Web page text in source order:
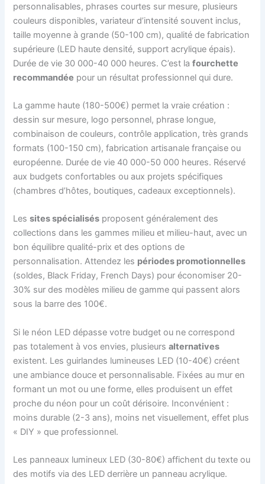
personnalisables, phrases courtes sur mesure, plusieurs
couleurs disponibles, variateur d’intensité souvent inclus,
taille moyenne à grande (50-100 cm), qualité de fabrication
supérieure (LED haute densité, support acrylique épais).
Durée de vie 30 000-40 000 heures. C’est lafourchette
recommandée pour un résultat professionnel qui dure.
La gamme haute (180-500€) permet la vraie création :
dessin sur mesure, logo personnel, phrase longue,
combinaison de couleurs, contrôle application, très grands
formats (100-150 cm), fabrication artisanale française ou
européenne. Durée de vie 40 000-50 000 heures. Réservé
aux budgets confortables ou aux projets spécifiques
(chambres d’hôtes, boutiques, cadeaux exceptionnels).
Lessites spécialisés proposent généralement des
collections dans les gammes milieu et milieu-haut, avec un
bon équilibre qualité-prix et des options de
personnalisation. Attendez les périodes promotionnelles
(soldes, Black Friday, French Days) pour économiser 20-
30% sur des modèles milieu de gamme qui passent alors
sous la barre des 100€.
Si le néon LED dépasse votre budget ou ne correspond
pas totalement à vos envies, plusieursalternatives
existent. Les guirlandes lumineuses LED (10-40€) créent
une ambiance douce et personnalisable. Fixées au mur en
formant un mot ou une forme, elles produisent un effet
proche du néon pour un coût dérisoire. Inconvénient :
moins durable (2-3 ans), moins net visuellement, effet plus
« DIY » que professionnel.
Les panneaux lumineux LED (30-80€) affichent du texte ou
des motifs via des LED derrière un panneau acrylique.